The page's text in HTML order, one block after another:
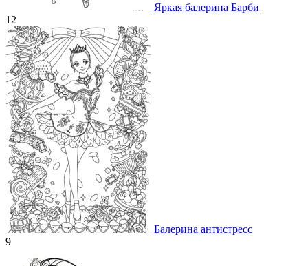
Яркая балерина Барби
12
Балерина антистресс
9